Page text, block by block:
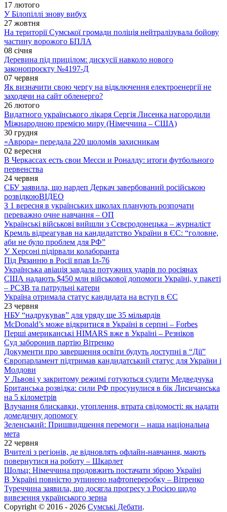
17 лютого
У Білопіллі знову вибух
27 жовтня
На території Сумської громади поліція нейтралізувала бойову
частину ворожого БПЛА
08 січня
Деревина під прицілом: дискусії навколо нового
законопроєкту №4197-Д
07 червня
Як визначити свою чергу на відключення електроенергії не
заходячи на сайт обленерго?
26 лютого
Видатного українського лікаря Сергія Лисенка нагородили
Міжнародною премією миру (Німеччина – США)
30 грудня
«Аврора» передала 220 шоломів захисникам
02 вересня
В Черкассах есть свои Месси и Роналду: итоги футбольного
первенства
24 червня
СБУ заявила, що нардеп Деркач завербований російською
розвідкоюВІДЕО
З 1 вересня в українських школах планують розпочати
переважно очне навчання – ОП
Українські військові вийшли з Сєвєродонецька – журналіст
Кремль відреагував на кандидатство України в ЄС: “головне,
аби не було проблем для РФ”
У Херсоні підірвали колаборанта
Під Рязанню в Росії впав Іл-76
Українська авіація завдала потужних ударів по росіянах
США надають $450 млн військової допомоги Україні, у пакеті
– РСЗВ та патрульні катери
Україна отримала статус кандидата на вступ в ЄС
23 червня
НБУ “надрукував” для уряду ще 35 мільярдів
McDonald’s може відкритися в Україні в серпні – Forbes
Перші американські HIMARS вже в Україні – Резніков
Суд заборонив партію Вітренко
Документи про завершення освіти будуть доступні в “Дії”
Європарламент підтримав кандидатський статус для України і
Молдови
У Львові у закритому режимі готуються судити Медведчука
Британська розвідка: сили РФ просунулися в бік Лисичанська
на 5 кілометрів
Влучання блискавки, утоплення, втрата свідомості: як надати
домедичну допомогу
Зеленський: Пришвидшення перемоги – наша національна
мета
22 червня
Вчителі з регіонів, де відновлять офлайн-навчання, мають
повернутися на роботу – Шкарлет
Шольц: Німеччина продовжить постачати зброю Україні
В Україні повністю зупинено нафтопереробку – Вітренко
Туреччина заявила, що досягла прогресу з Росією щодо
вивезення українського зерна
Copyright © 2016 - 2026 Сумські Дебати.